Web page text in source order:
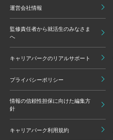
運営会社情報
監修責任者から就活生のみなさま
へ
キャリアパークのリアルサポート
プライバシーポリシー
情報の信頼性担保に向けた編集方
針
キャリアパーク利用規約